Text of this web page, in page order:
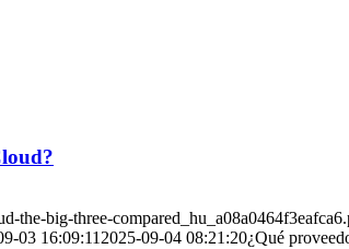
the-big-three-
03 16:09:112025-09-04 08:21:20¿Qué